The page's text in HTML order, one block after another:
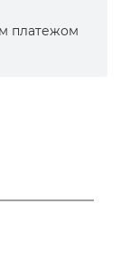
платежом